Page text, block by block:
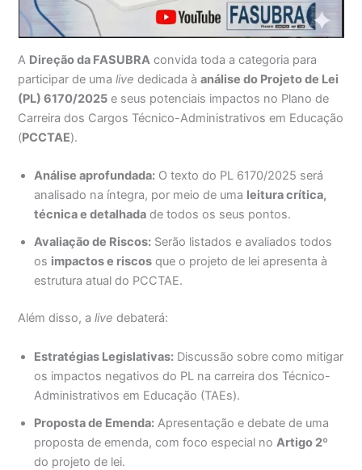
A Direção da FASUBRA convida toda a categoria para
participar de umalive dedicada àanálise do Projeto de Lei
(PL) 6170/2025 e seus potenciais impactos no Plano de
Carreira dos Cargos Técnico-Administrativos em Educação
(PCCTAE).
Análise aprofundada: O texto do PL 6170/2025 será
analisado na íntegra, por meio de uma leitura crítica,
técnica e detalhada de todos os seus pontos.
Avaliação de Riscos: Serão listados e avaliados todos
os impactos e riscos que o projeto de lei apresenta à
estrutura atual do PCCTAE.
Além disso, alive debaterá:
Estratégias Legislativas: Discussão sobre como mitigar
os impactos negativos do PL na carreira dos Técnico-
Administrativos em Educação (TAEs).
Proposta de Emenda: Apresentação e debate de uma
proposta de emenda, com foco especial noArtigo 2º
do projeto de lei.